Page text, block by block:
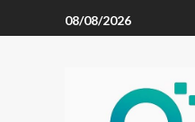
08/08/2026